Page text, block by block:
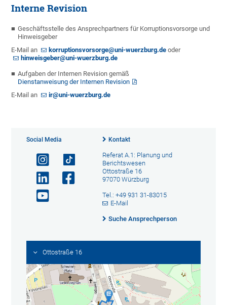
Interne Revision
Geschäftsstelle des Ansprechpartners für Korruptionsvorsorge und
Hinweisgeber
E-Mail an
korruptionsvorsorge@uni-wuerzburg.de oder
hinweisgeber@uni-wuerzburg.de
Aufgaben der Internen Revision gemäß
Dienstanweisung der Internen Revision
E-Mail an
ir@uni-wuerzburg.de
Social Media Kontakt
Referat A.1: Planung und
Berichtswesen
Ottostraße 16
97070 Würzburg
Tel.: +49 931 31-83015
E-Mail
Suche Ansprechperson
Ottostraße 16